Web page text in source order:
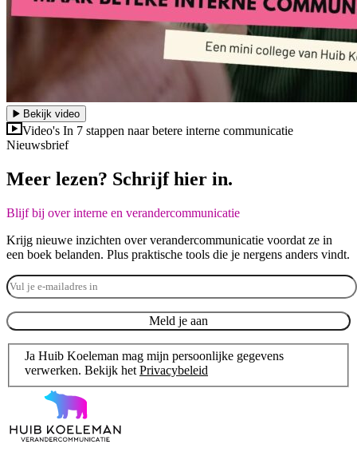
Bekijk video
Video's In 7 stappen naar betere interne communicatie
Nieuwsbrief
Meer lezen? Schrijf hier in.
Blijf bij over interne en verandercommunicatie
Krijg nieuwe inzichten over verandercommunicatie voordat ze in
een boek belanden. Plus praktische tools die je nergens anders vindt.
Ja Huib Koeleman mag mijn persoonlijke gegevens
verwerken. Bekijk het Privacybeleid
Meld je aan